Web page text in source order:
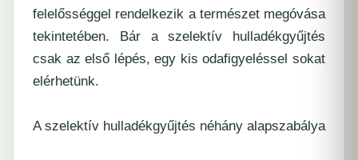
felelősséggel rendelkezik a természet megóvása
tekintetében. Bár a szelektív hulladékgyűjtés
csak az első lépés, egy kis odafigyeléssel sokat
elérhetünk.
A szelektív hulladékgyűjtés néhány alapszabálya